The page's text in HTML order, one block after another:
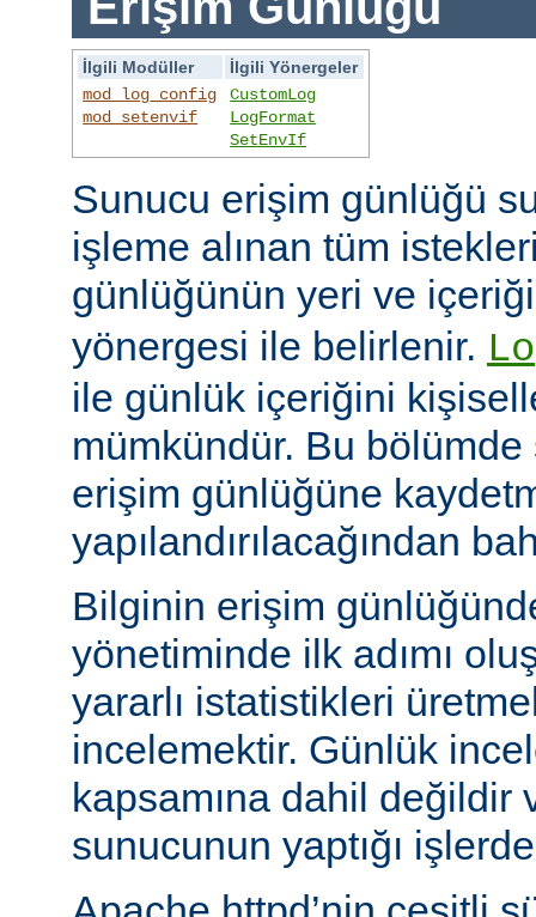
İlgili Modüller
İlgili Yönergeler
mod_log_config
mod_setenvif
CustomLog
LogFormat
SetEnvIf
Sunucu erişim günlüğü
işleme alınan tüm
günlüğünün yeri ve
yönergesi ile belirlenir.
ile günlük içeriğini
mümkündür. Bu
erişim günlüğüne
yapılandırılacağından
Bilginin erişim
yönetiminde ilk adımı
yararlı istatistikleri
incelemektir. Günlük
kapsamına dahil değildir
sunucunun yaptığı